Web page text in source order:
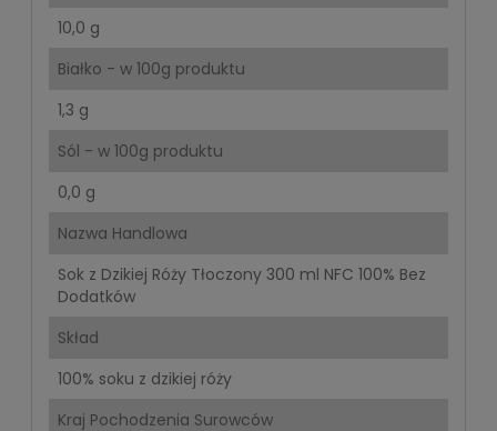
10,0 g
Białko - w 100g produktu
1,3 g
Sól - w 100g produktu
0,0 g
Nazwa Handlowa
Sok z Dzikiej Róży Tłoczony 300 ml NFC 100% Bez
Dodatków
Skład
100% soku z dzikiej róży
Kraj Pochodzenia Surowców